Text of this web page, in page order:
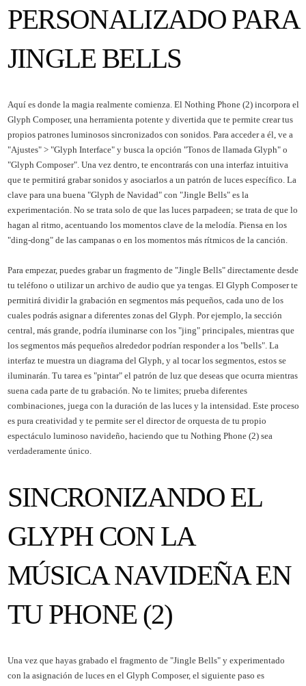
PERSONALIZADO PARA
JINGLE BELLS
Aquí es donde la magia realmente comienza. El Nothing Phone (2) incorpora el
Glyph Composer, una herramienta potente y divertida que te permite crear tus
propios patrones luminosos sincronizados con sonidos. Para acceder a él, ve a
"Ajustes" > "Glyph Interface" y busca la opción "Tonos de llamada Glyph" o
"Glyph Composer". Una vez dentro, te encontrarás con una interfaz intuitiva
que te permitirá grabar sonidos y asociarlos a un patrón de luces específico. La
clave para una buena "Glyph de Navidad" con "Jingle Bells" es la
experimentación. No se trata solo de que las luces parpadeen; se trata de que lo
hagan al ritmo, acentuando los momentos clave de la melodía. Piensa en los
"ding-dong" de las campanas o en los momentos más rítmicos de la canción.
Para empezar, puedes grabar un fragmento de "Jingle Bells" directamente desde
tu teléfono o utilizar un archivo de audio que ya tengas. El Glyph Composer te
permitirá dividir la grabación en segmentos más pequeños, cada uno de los
cuales podrás asignar a diferentes zonas del Glyph. Por ejemplo, la sección
central, más grande, podría iluminarse con los "jing" principales, mientras que
los segmentos más pequeños alrededor podrían responder a los "bells". La
interfaz te muestra un diagrama del Glyph, y al tocar los segmentos, estos se
iluminarán. Tu tarea es "pintar" el patrón de luz que deseas que ocurra mientras
suena cada parte de tu grabación. No te limites; prueba diferentes
combinaciones, juega con la duración de las luces y la intensidad. Este proceso
es pura creatividad y te permite ser el director de orquesta de tu propio
espectáculo luminoso navideño, haciendo que tu Nothing Phone (2) sea
verdaderamente único.
SINCRONIZANDO EL
GLYPH CON LA
MÚSICA NAVIDEÑA EN
TU PHONE (2)
Una vez que hayas grabado el fragmento de "Jingle Bells" y experimentado
con la asignación de luces en el Glyph Composer, el siguiente paso es